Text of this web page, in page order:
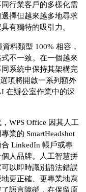
行業客戶的多樣化需
擇但越來越多地尋求
有獨特的吸引力。
料類型 100% 相容，
不一致。在一個越來
系統中保持其架構完
項將開啟一系列額外
在辦公室作業中的深
WPS Office 因其人工
業的 SmartHeadshot
LinkedIn 帳戶或專
人品牌。人工智慧拼
以即時識別語法錯誤
更正確、更專業地寫
語言障礙，在保留原